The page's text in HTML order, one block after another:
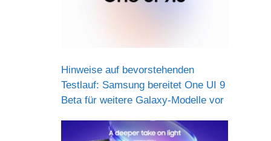
Hinweise auf bevorstehenden
Testlauf: Samsung bereitet One UI 9
Beta für weitere Galaxy-Modelle vor